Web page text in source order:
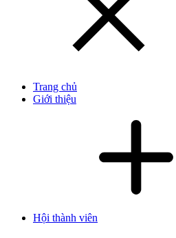
Trang chủ
Giới thiệu
Hội thành viên